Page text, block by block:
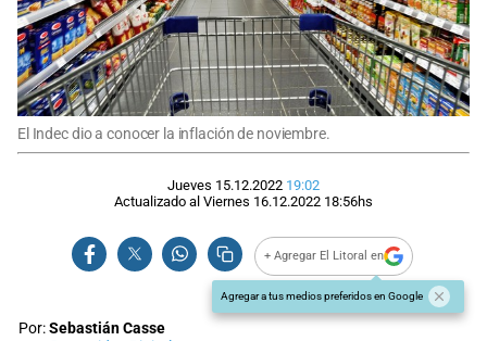
El Indec dio a conocer la inflación de noviembre.
Jueves 15.12.2022 19:02
Actualizado al Viernes 16.12.2022 18:56hs
+ Agregar El Litoral en
Agregar a tus medios preferidos en Google
Por:Sebastián Casse